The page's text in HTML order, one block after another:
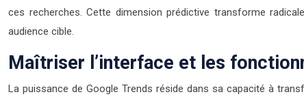
ces recherches. Cette dimension prédictive transforme
audience cible.
Maîtriser l’interface et les
La puissance de Google Trends réside dans sa capacité à